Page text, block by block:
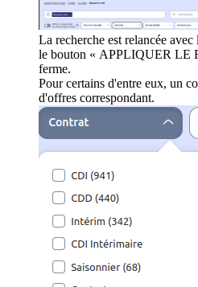
La recherche est relancée
le bouton « APPLIQUER LE
ferme.
Pour certains d'entre eux, un
d'offres correspondant.